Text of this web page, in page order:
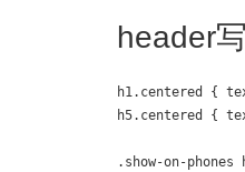
header
h1.centered {
h5.centered {
.show-on-